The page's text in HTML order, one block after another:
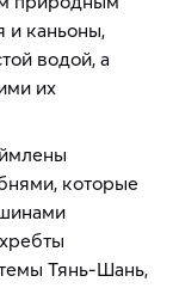
и каньоны,
водой, а
их
которые
Тянь-Шань,